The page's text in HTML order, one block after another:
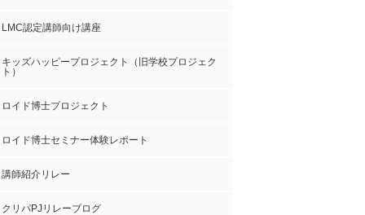
LMC認定講師向け講座
キッズハッピープロジェクト（旧学校プロジェク
ト）
ロイド博士プロジェクト
ロイド博士セミナー体験レポート
講師紹介リレー
クリパPJリレーブログ